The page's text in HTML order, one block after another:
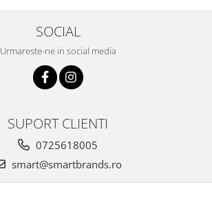
SOCIAL
Urmareste-ne in social media
SUPORT CLIENTI
0725618005
smart@smartbrands.ro